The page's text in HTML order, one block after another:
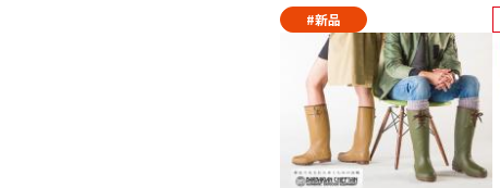
#新品